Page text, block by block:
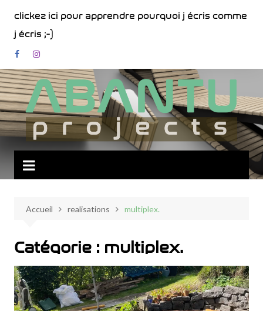
contenu
clickez ici pour apprendre pourquoi j écris comme
j écris ;-)
Accueil realisations multiplex.
Catégorie : multiplex.